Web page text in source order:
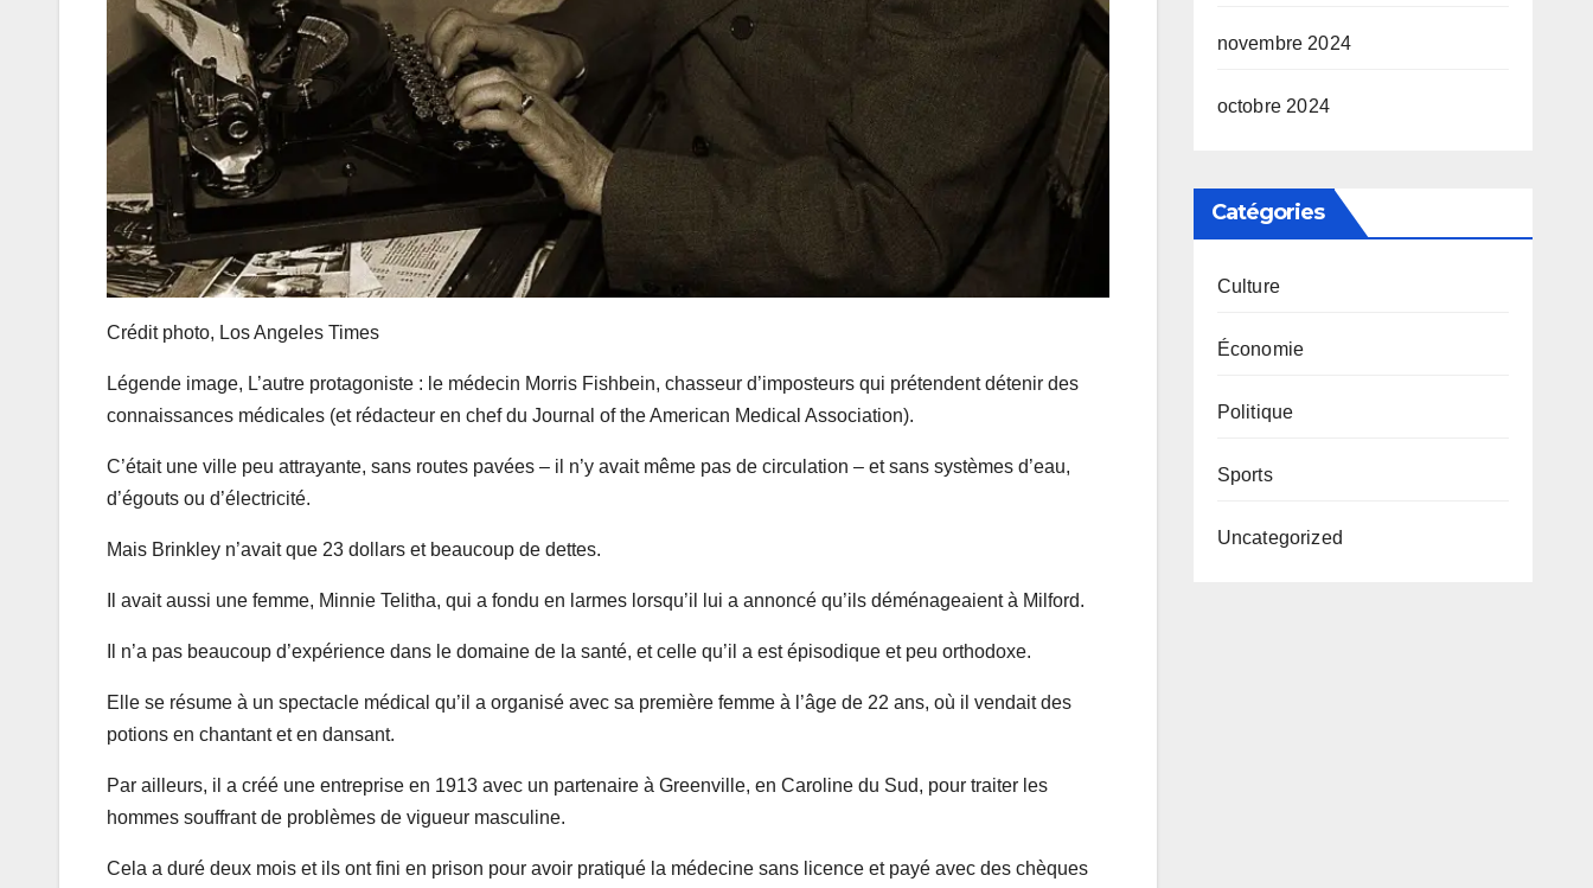
Crédit photo, Los Angeles Times
Légende image, L’autre protagoniste : le médecin Morris Fishbein, chasseur d’imposteurs qui prétendent détenir des
connaissances médicales (et rédacteur en chef du Journal of the American Medical Association).
C’était une ville peu attrayante, sans routes pavées – il n’y avait même pas de circulation – et sans systèmes d’eau,
d’égouts ou d’électricité.
Mais Brinkley n’avait que 23 dollars et beaucoup de dettes.
Il avait aussi une femme, Minnie Telitha, qui a fondu en larmes lorsqu’il lui a annoncé qu’ils déménageaient à Milford.
Il n’a pas beaucoup d’expérience dans le domaine de la santé, et celle qu’il a est épisodique et peu orthodoxe.
Elle se résume à un spectacle médical qu’il a organisé avec sa première femme à l’âge de 22 ans, où il vendait des
potions en chantant et en dansant.
Par ailleurs, il a créé une entreprise en 1913 avec un partenaire à Greenville, en Caroline du Sud, pour traiter les
hommes souffrant de problèmes de vigueur masculine.
Cela a duré deux mois et ils ont fini en prison pour avoir pratiqué la médecine sans licence et payé avec des chèques
novembre 2024
octobre 2024
Catégories
Culture
Économie
Politique
Sports
Uncategorized